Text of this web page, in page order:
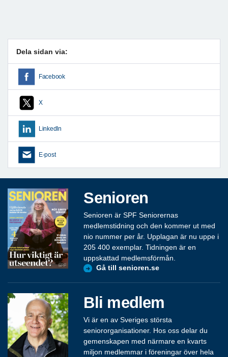
Dela sidan via:
Facebook
X
LinkedIn
E-post
Senioren
Senioren är SPF Seniorernas
medlemstidning och den kommer ut med
nio nummer per år. Upplagan är nu uppe i
205 400 exemplar. Tidningen är en
uppskattad medlemsförmån.
Gå till senioren.se
Bli medlem
Vi är en av Sveriges största
seniororganisationer. Hos oss delar du
gemenskapen med närmare en kvarts
miljon medlemmar i föreningar över hela